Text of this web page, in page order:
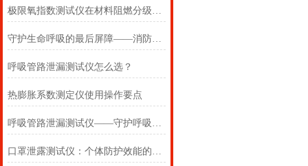
极限氧指数测试仪在材料阻燃分级中的浓度边界判定
守护生命呼吸的最后屏障——消防自救呼吸器防护性能测试仪的全面检测
呼吸管路泄漏测试仪怎么选？
热膨胀系数测定仪使用操作要点
呼吸管路泄漏测试仪——守护呼吸类医疗器械安全的精密检测方案
口罩泄露测试仪：个体防护效能的科学评估仪器